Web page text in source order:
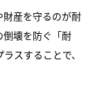
財産を守るのが耐
倒壊を防ぐ「耐
スすることで、